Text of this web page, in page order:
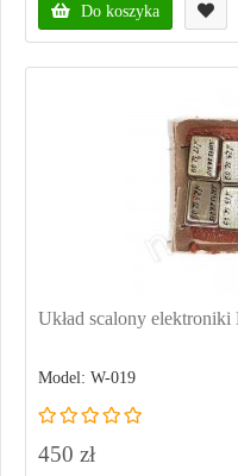
Do koszyka
Układ scalony elektroniki
Model: W-019
450 zł